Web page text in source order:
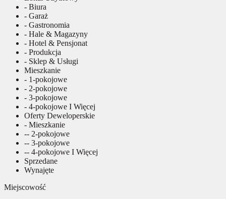
- Biura
- Garaż
- Gastronomia
- Hale & Magazyny
- Hotel & Pensjonat
- Produkcja
- Sklep & Usługi
Mieszkanie
- 1-pokojowe
- 2-pokojowe
- 3-pokojowe
- 4-pokojowe I Więcej
Oferty Deweloperskie
- Mieszkanie
-- 2-pokojowe
-- 3-pokojowe
-- 4-pokojowe I Więcej
Sprzedane
Wynajęte
Miejscowość